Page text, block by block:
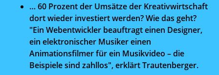
… 60 Prozent der Umsätze der Kreativwirtschaft
dort wieder investiert werden? Wie das geht?
"Ein Webentwickler beauftragt einen Designer,
ein elektronischer Musiker einen
Animationsfilmer für ein Musikvideo – die
Beispiele sind zahllos", erklärt Trautenberger.